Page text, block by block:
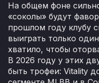
На общем фоне
«соколы» будут
прошлом году клубу
выиграть только
хватило, чтобы
В 2026 году у этих
быть трофеи: Vitality